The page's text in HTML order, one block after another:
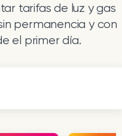
tarifas de luz y gas
permanencia y con
el primer día.